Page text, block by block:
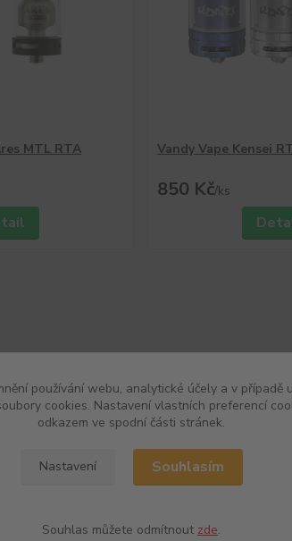
MTL RTA Vandy Vape Kensei
850 Kč/ks
používání webu, analytické účely a v případě
cookies. Nastavení vlastních preferencí
odkazem ve spodní části stránek.
Nastavení Souhlasím
Souhlas můžete odmítnout zde.